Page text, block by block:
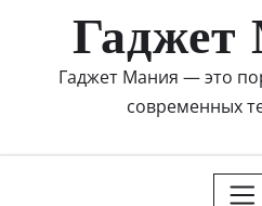
Гаджет Мания — это
современных